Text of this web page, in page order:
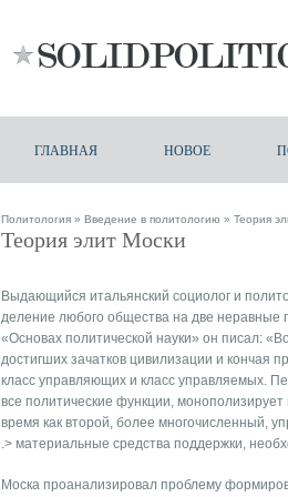
ГЛАВНАЯ НОВОЕ
Политология » Введение в политологию » Теория
Теория элит Моски
Выдающийся итальянский социолог и
деление любого общества на две неравные
«Основах политической науки» он писал:
достигших зачатков цивилизации и
класс управляющих и класс управляемых.
все политические функции,
время как второй, более многочисленный,
.> материальные средства поддержки,
Моска проанализировал проблему